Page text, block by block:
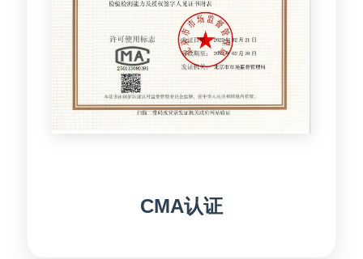
CMA认证